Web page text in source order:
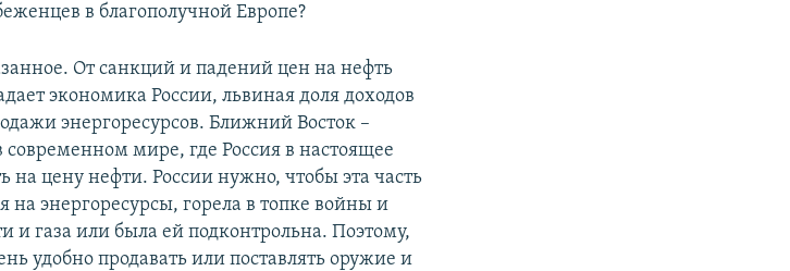
в благополучной Европе?
От санкций и падений цен на нефть
экономика России, львиная доля доходов
энергоресурсов. Ближний Восток –
современном мире, где Россия в настоящее
на цену нефти. России нужно, чтобы эта часть
на энергоресурсы, горела в топке войны и
и газа или была ей подконтрольна. Поэтому,
удобно продавать или поставлять оружие и